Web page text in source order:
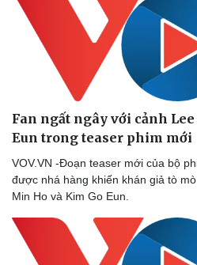
Fan ngất ngây với cảnh
Eun trong teaser phim mới
VOV.VN -Đoạn teaser mới của bộ
được nhá hàng khiến khán giả tò
Min Ho và Kim Go Eun.